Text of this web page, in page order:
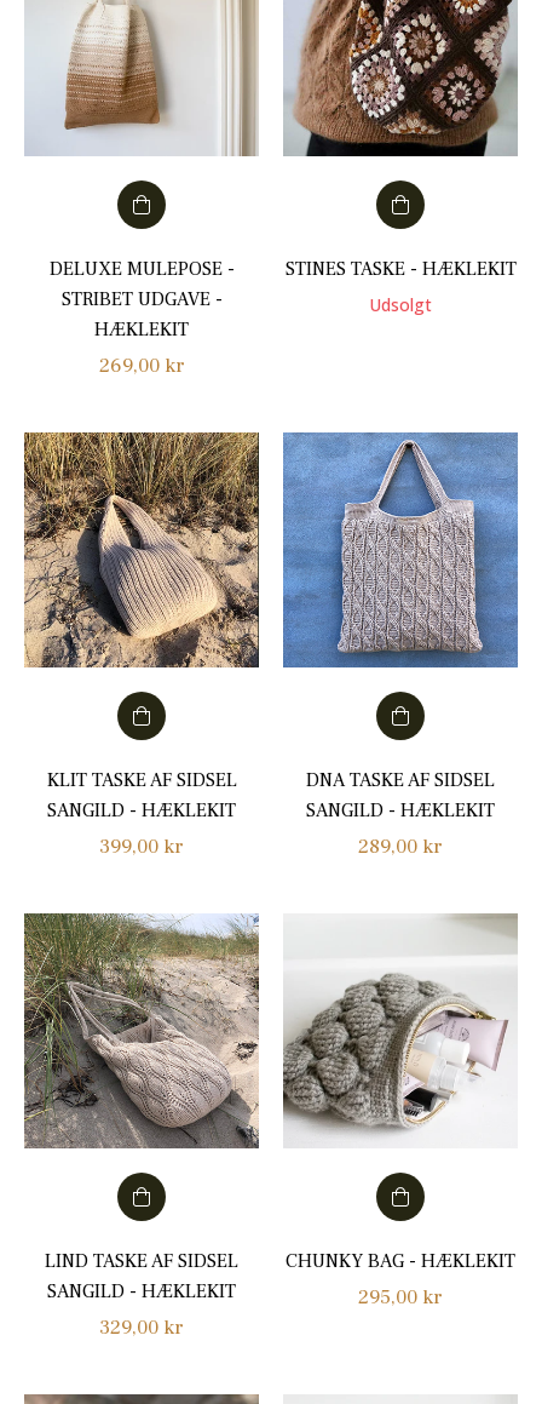
DELUXE MULEPOSE -
STRIBET UDGAVE -
HÆKLEKIT
Normalpris
269,00 kr
STINES TASKE - HÆKLEKIT
Udsolgt
KLIT TASKE AF SIDSEL
SANGILD - HÆKLEKIT
Normalpris
399,00 kr
DNA TASKE AF SIDSEL
SANGILD - HÆKLEKIT
Normalpris
289,00 kr
LIND TASKE AF SIDSEL
SANGILD - HÆKLEKIT
Normalpris
329,00 kr
CHUNKY BAG - HÆKLEKIT
Normalpris
295,00 kr